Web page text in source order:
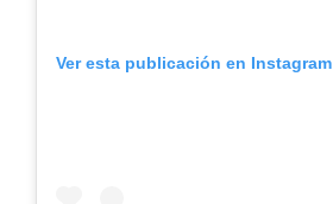
Ver esta publicación en Instagram